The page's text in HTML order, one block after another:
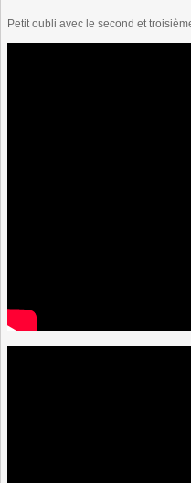
Petit oubli avec le second et